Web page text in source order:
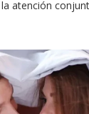
atención